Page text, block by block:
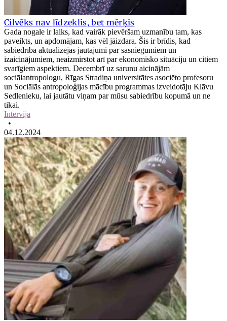
Cilvēks nav līdzeklis, bet mērķis
Gada nogale ir laiks, kad vairāk pievēršam uzmanību tam, kas
paveikts, un apdomājam, kas vēl jāizdara. Šis ir brīdis, kad
sabiedrībā aktualizējas jautājumi par sasniegumiem un
izaicinājumiem, neaizmirstot arī par ekonomisko situāciju un citiem
svarīgiem aspektiem. Decembrī uz sarunu aicinājām
sociālantropologu, Rīgas Stradiņa universitātes asociēto profesoru
un Sociālās antropoloģijas mācību programmas izveidotāju Klāvu
Sedlenieku, lai jautātu viņam par mūsu sabiedrību kopumā un ne
tikai.
Intervija
•
04.12.2024